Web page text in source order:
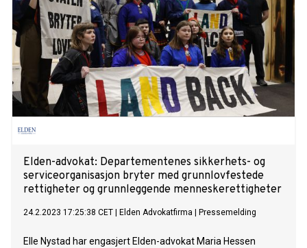
Elden-advokat: Departementenes sikkerhets- og
serviceorganisasjon bryter med grunnlovfestede
rettigheter og grunnleggende menneskerettigheter
24.2.2023 17:25:38 CET Elden Advokatfirma Pressemelding
Elle Nystad har engasjert Elden-advokat Maria Hessen